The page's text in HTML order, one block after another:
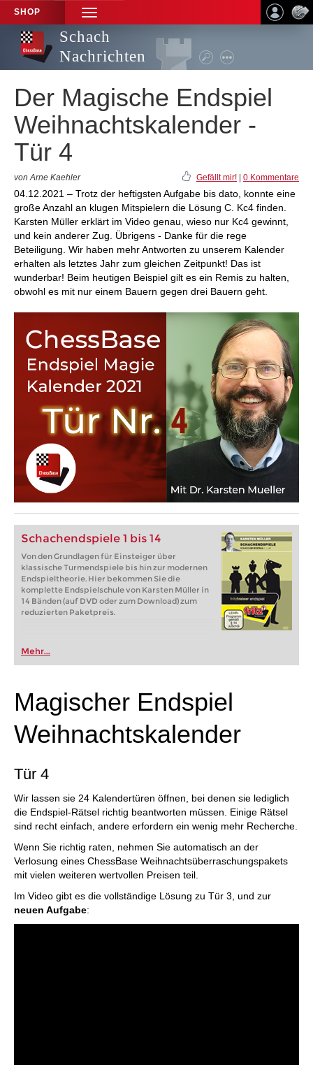
SHOP
TOGGLE
NAVIGATION
Schach
Nachrichten
Der Magische Endspiel
Weihnachtskalender -
Tür 4
von Arne Kaehler Gefällt mir! 0 Kommentare
04.12.2021 – Trotz der heftigsten Aufgabe bis dato, konnte eine
große Anzahl an klugen Mitspielern die Lösung C. Kc4 finden.
Karsten Müller erklärt im Video genau, wieso nur Kc4 gewinnt,
und kein anderer Zug. Übrigens - Danke für die rege
Beteiligung. Wir haben mehr Antworten zu unserem Kalender
erhalten als letztes Jahr zum gleichen Zeitpunkt! Das ist
wunderbar! Beim heutigen Beispiel gilt es ein Remis zu halten,
obwohl es mit nur einem Bauern gegen drei Bauern geht.
Schachendspiele 1 bis 14
Von den Grundlagen für Einsteiger über
klassische Turmendspiele bis hin zur modernen
Endspieltheorie. Hier bekommen Sie die
komplette Endspielschule von Karsten Müller in
14 Bänden (auf DVD oder zum Download) zum
reduzierten Paketpreis.
Mehr...
Magischer Endspiel
Weihnachtskalender
Tür 4
Wir lassen sie 24 Kalendertüren öffnen, bei denen sie lediglich
die Endspiel-Rätsel richtig beantworten müssen. Einige Rätsel
sind recht einfach, andere erfordern ein wenig mehr Recherche.
Wenn Sie richtig raten, nehmen Sie automatisch an der
Verlosung eines ChessBase Weihnachtsüberraschungspakets
mit vielen weiteren wertvollen Preisen teil.
Im Video gibt es die vollständige Lösung zu Tür 3, und zur
neuen Aufgabe: